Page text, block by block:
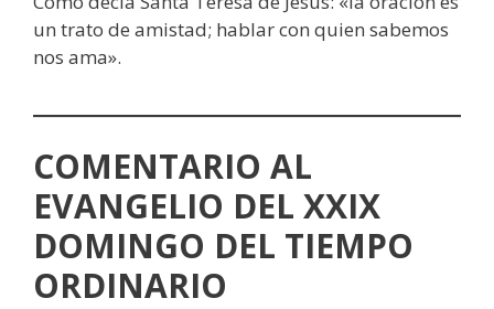
un trato de amistad; hablar con quien sabemos
nos ama».
COMENTARIO AL
EVANGELIO DEL XXIX
DOMINGO DEL TIEMPO
ORDINARIO